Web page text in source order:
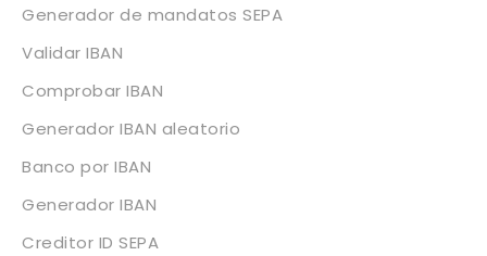
Generador de mandatos SEPA
Validar IBAN
Comprobar IBAN
Generador IBAN aleatorio
Banco por IBAN
Generador IBAN
Creditor ID SEPA